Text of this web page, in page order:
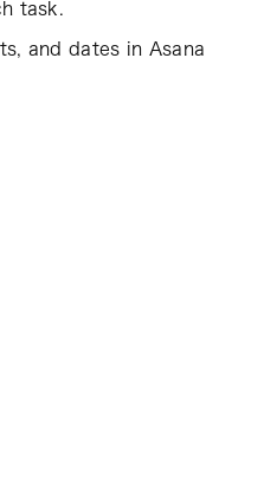
task.
and dates in Asana